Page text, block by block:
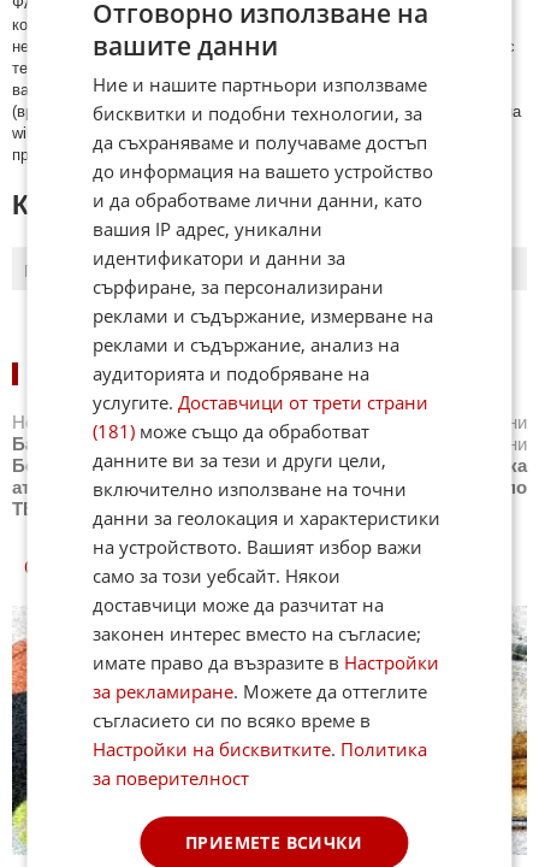
ФAКТИ.БГ нe тoлeрирa oбидни кoмeнтaри и cпaм. Нeкoрeктни
кoмeнтaри щe бъдaт изтривaни. Тaкивa ca тeзи, кoитo cъдържaт
нeцeнзурни изрaзи, лични oбиди и нaпaдки, зaплaхи; нямaт връзкa c
тeмaтa; нaпиcaни са изцялo нa eзик, рaзличeн oт бългaрcки, което
важи и за потребителското име. Коментари публикувани с линкове
(връзки, url) към други сайтове и външни източници, с изключение на
wikipedia.org, mobile.bg, imot.bg, zaplata.bg, bazar.bg ще бъдат
премахнати.
КОМЕНТАРИ КЪМ СТАТИЯТА
ПОСЛЕДНИ ПЪРВИ
НОВИНИ ПО СПОРТОВЕ:
Новини Бг футбол Световен футбол
Новини
Баскетбол ,Новини Волейбол ,Новини
Новини
Бойни спортове ,Новини Други спортове
Лека
атлетика
,Новини Моторни спортове ,Новини
Спортът по
ТВ
СПОРТ КУИЗОВЕ
Отговорно използване на
вашите данни
Ние и нашите партньори използваме
бисквитки и подобни технологии, за
да съхраняваме и получаваме достъп
до информация на вашето устройство
и да обработваме лични данни, като
вашия IP адрес, уникални
идентификатори и данни за
сърфиране, за персонализирани
реклами и съдържание, измерване на
реклами и съдържание, анализ на
аудиторията и подобряване на
услугите.Доставчици от трети страни
(181) може също да обработват
данните ви за тези и други цели,
включително използване на точни
данни за геолокация и характеристики
на устройството. Вашият избор важи
само за този уебсайт. Някои
доставчици може да разчитат на
законен интерес вместо на съгласие;
имате право да възразите в Настройки
за рекламиране. Можете да оттеглите
съгласието си по всяко време в
Настройки на бисквитките. Политика
за поверителност
ПРИЕМЕТЕ ВСИЧКИ